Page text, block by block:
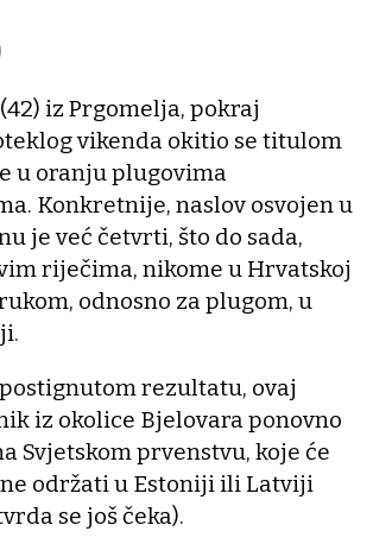
iz Prgomelja, pokraj
vikenda okitio se titulom
u oranju plugovima
Konkretnije, naslov osvojen u
je već četvrti, što do sada,
riječima, nikome u Hrvatskoj
odnosno za plugom, u
rezultatu, ovaj
iz okolice Bjelovara ponovno
Svjetskom prvenstvu, koje će
održati u Estoniji ili Latviji
se još čeka).